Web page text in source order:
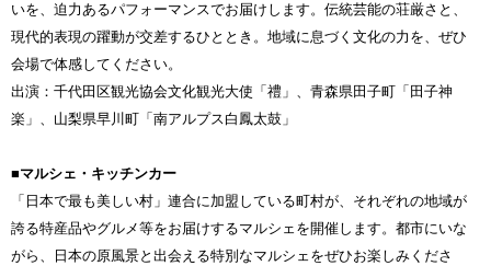
いを、迫力あるパフォーマンスでお届けします。伝統芸能の荘厳さと、
現代的表現の躍動が交差するひととき。地域に息づく文化の力を、ぜひ
会場で体感してください。
出演：千代田区観光協会文化観光大使「禮」、青森県田子町「田子神
楽」、山梨県早川町「南アルプス白鳳太鼓」
■マルシェ・キッチンカー
「日本で最も美しい村」連合に加盟している町村が、それぞれの地域が
誇る特産品やグルメ等をお届けするマルシェを開催します。都市にいな
がら、日本の原風景と出会える特別なマルシェをぜひお楽しみくださ